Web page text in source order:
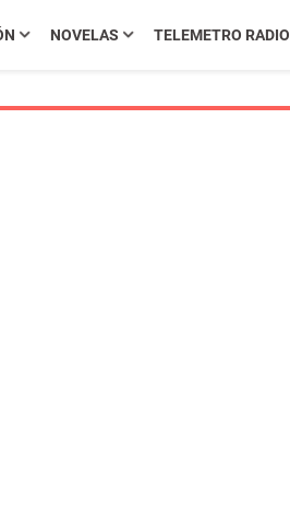
NOVELAS TELEMETRO RADIO